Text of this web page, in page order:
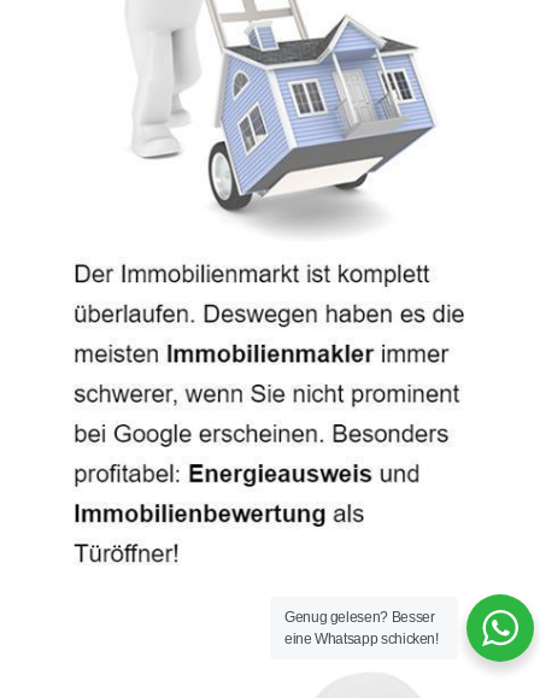
Genug gelesen? Besser
eine Whatsapp schicken!